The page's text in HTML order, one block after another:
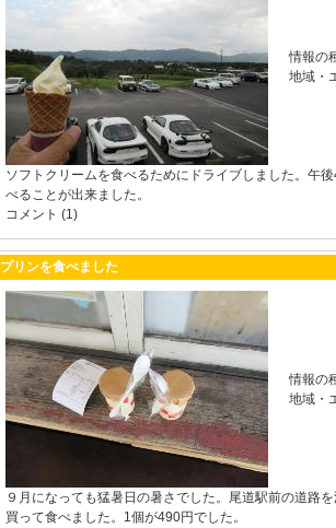
情報の
地域・
ソフトクリームを食べるためにドライブしました。午
べることが出来ました。
コメント (1)
プリンを食べました
情報の
地域・
９月になっても猛暑日の暑さでした。尾道駅前の道路
買って食べました。1個が490円でした。